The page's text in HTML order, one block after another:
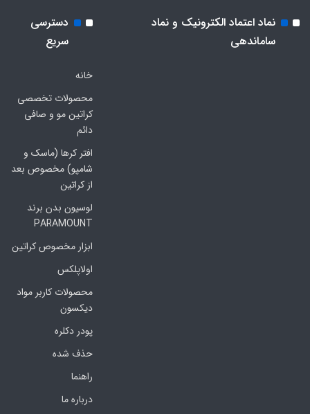
نماد اعتماد الکترونیک و نماد
ساماندهی
دسترسی
سریع
خانه
محصولات تخصصی
کراتین مو و صافی
دائم
افتر کرها (ماسک و
شامپو) مخصوص بعد
از کراتین
لوسیون بدن برند
PARAMOUNT
ابزار مخصوص کراتین
اولاپلکس
محصولات کاربر مواد
دیکسون
پودر دکلره
حذف شده
راهنما
درباره ما